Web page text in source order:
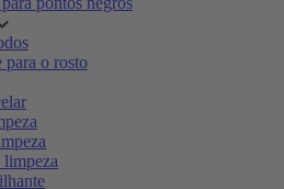
para o rosto
limpeza